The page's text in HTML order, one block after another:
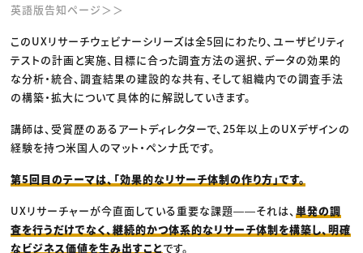
英語版告知ページ＞＞
このUXリサーチウェビナーシリーズは全5回にわたり、ユーザビリティ
テストの計画と実施、目標に合った調査方法の選択、データの効果的
な分析・統合、調査結果の建設的な共有、そして組織内での調査手法
の構築・拡大について具体的に解説していきます。
講師は、受賞歴のあるアートディレクターで、25年以上のUXデザインの
経験を持つ米国人のマット・ペンナ氏です。
第5回目のテーマは、「効果的なリサーチ体制の作り方」です。
UXリサーチャーが今直面している重要な課題――それは、単発の調
査を行うだけでなく、継続的かつ体系的なリサーチ体制を構築し、明確
なビジネス価値を生み出すことです。